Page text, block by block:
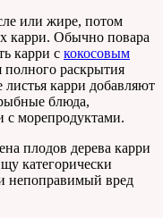
или жире, потом
карри. Обычно повара
карри с кокосовым
раскрытия
карри добавляют
блюда,
с морепродуктами.
плодов дерева карри
категорически
непоправимый вред